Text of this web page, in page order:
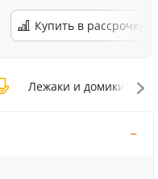
Купить в рассрочку
Лежаки и домики